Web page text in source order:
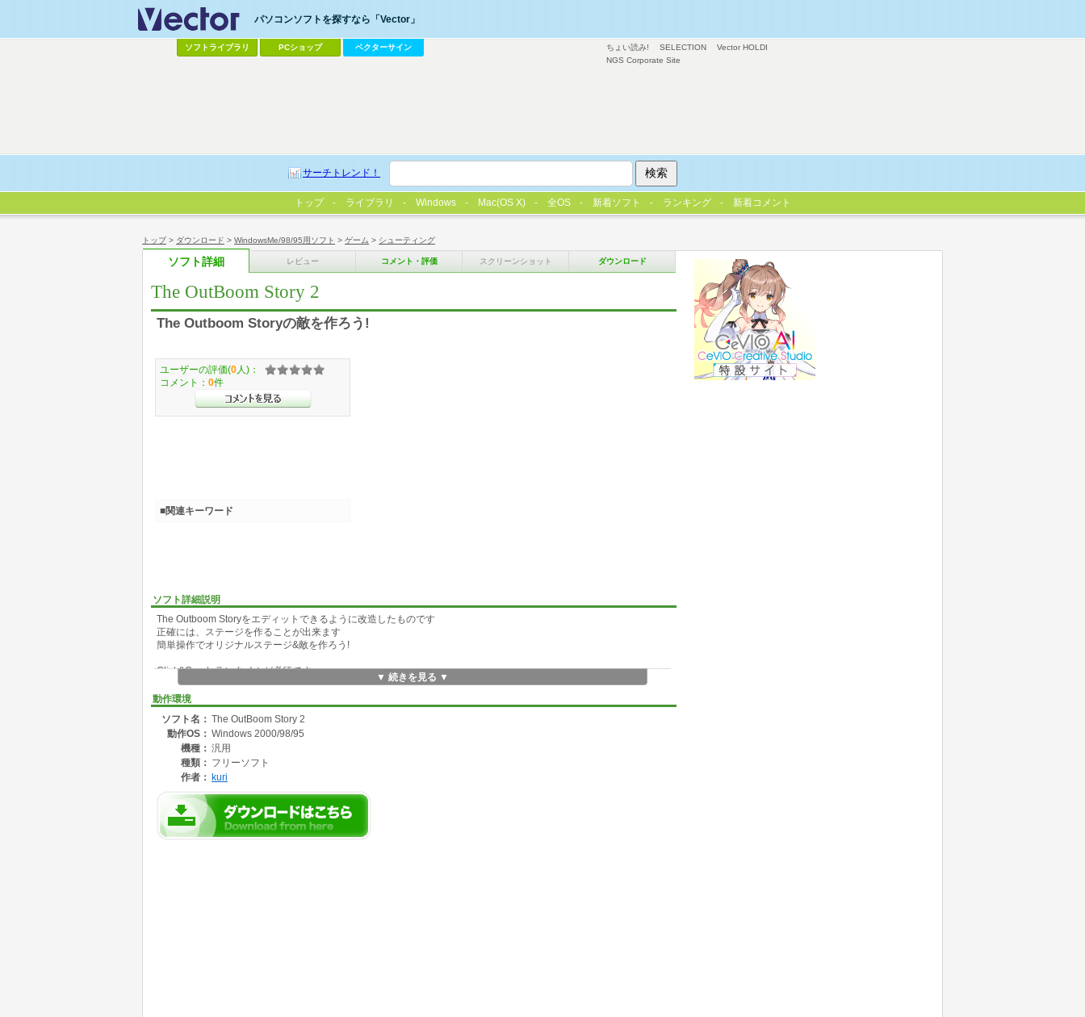
トップ> ダウンロード > WindowsMe/98/95用ソフト > ゲーム > シューティング
ソフト詳細 レビュー コメント・評価 スクリーンショット ダウンロード
The OutBoom Story 2
The Outboom Storyの敵を作ろう!
ソフト詳細説明
The Outboom Storyをエディットできるように改造したものです
正確には、ステージを作ることが出来ます
簡単操作でオリジナルステージ&敵を作ろう!
Click&Createランタイムが必須です
▼ 続きを見る ▼
動作環境
ソフト名： The OutBoom Story 2
動作OS： Windows 2000/98/95
機種： 汎用
種類： フリーソフト
作者： kuri
ユーザーの評価(0 人)：
コメント： 0件
■関連キーワード
ちょい読み! SELECTION
Vector HOLDI
NGS Corporate Site
パソコンソフトを探すなら「Vector」
ソフトライブラリ PCショップ ベクターサイン
サーチトレンド！
トップ ライブラリ Windows Mac(OS X) 全OS 新着ソフト ランキング 新着コメント